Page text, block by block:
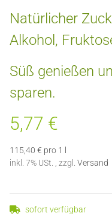
Natürlicher
Alkohol,
Süß genießen
sparen.
5,77 €
115,40 € pro 1 l
inkl. 7% USt. , zzgl. Versand
sofort verfügbar